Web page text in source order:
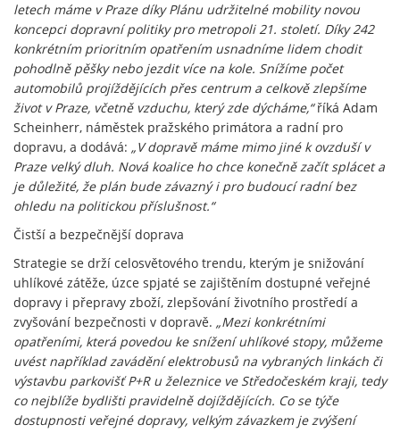
letech máme v Praze díky Plánu udržitelné mobility novou
koncepci dopravní politiky pro metropoli 21. století. Díky 242
konkrétním prioritním opatřením usnadníme lidem chodit
pohodlně pěšky nebo jezdit více na kole. Snížíme počet
automobilů projíždějících přes centrum a celkově zlepšíme
život v Praze, včetně vzduchu, který zde dýcháme,“říká Adam
Scheinherr, náměstek pražského primátora a radní pro
dopravu, a dodává: „V dopravě máme mimo jiné k ovzduší v
Praze velký dluh. Nová koalice ho chce konečně začít splácet a
je důležité, že plán bude závazný i pro budoucí radní bez
ohledu na politickou příslušnost.“
Čistší a bezpečnější doprava
Strategie se drží celosvětového trendu, kterým je snižování
uhlíkové zátěže, úzce spjaté se zajištěním dostupné veřejné
dopravy i přepravy zboží, zlepšování životního prostředí a
zvyšování bezpečnosti v dopravě. „Mezi konkrétními
opatřeními, která povedou ke snížení uhlíkové stopy, můžeme
uvést například zavádění elektrobusů na vybraných linkách či
výstavbu parkovišť P+R u železnice ve Středočeském kraji, tedy
co nejblíže bydlišti pravidelně dojíždějících. Co se týče
dostupnosti veřejné dopravy, velkým závazkem je zvýšení